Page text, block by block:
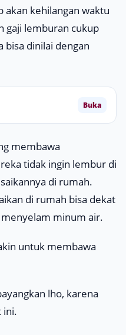
akan kehilangan waktu
gaji lemburan cukup
bisa dinilai dengan
Buka
membawa
tidak ingin lembur di
di rumah.
di rumah bisa dekat
menyelam minum air.
untuk membawa
lho, karena
ini.